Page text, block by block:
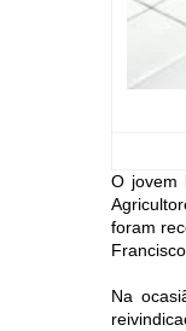
O jovem
foram
Na